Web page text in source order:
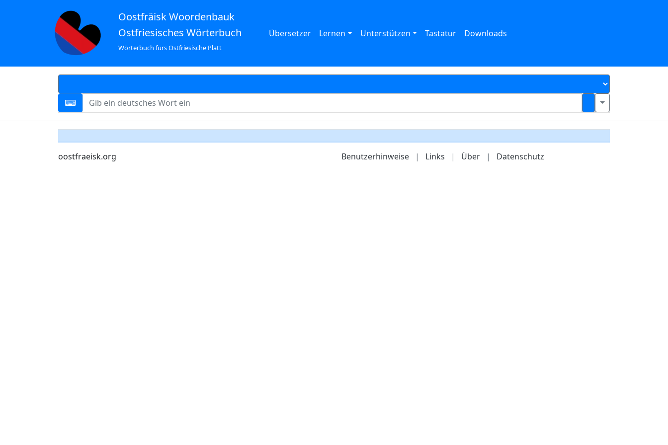
Oostfräisk Woordenbauk
Ostfriesisches Wörterbuch
Wörterbuch fürs Ostfriesische Platt
Übersetzer Lernen Unterstützen Tastatur Downloads
oostfraeisk.org Benutzerhinweise | Links | Über | Datenschutz